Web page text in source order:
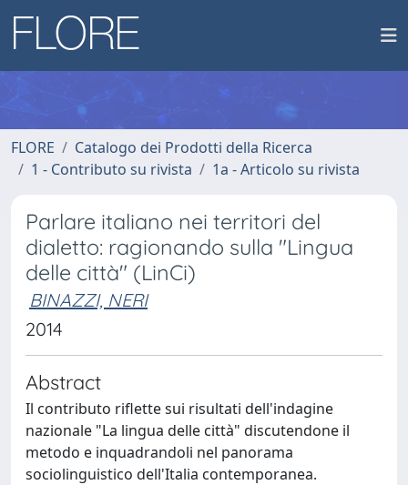
FLORE
Catalogo dei Prodotti della Ricerca
1 - Contributo su rivista
1a - Articolo su rivista
Parlare italiano nei territori del
dialetto: ragionando sulla "Lingua
delle città" (LinCi)
BINAZZI, NERI
2014
Abstract
Il contributo riflette sui risultati dell'indagine
nazionale "La lingua delle città" discutendone il
metodo e inquadrandoli nel panorama
sociolinguistico dell'Italia contemporanea.